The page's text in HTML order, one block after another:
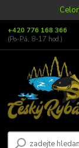
+420 776 168 366
(Po-Pá, 8-17 hod.)